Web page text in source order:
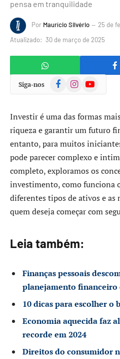
pensa em tranquilidade
Por Maurício Silvério
25 de
Atualizado: 30 de março de 2025
Siga-nos FacebookInstagramYouTube
Investir é uma das formas
riqueza e garantir um futuro
entanto, para muitos
pode parecer complexo e
completo, exploramos os
investimento, como funciona
diferentes tipos de ativos e as
quem deseja começar com
Leia também:
Finanças pessoais
planejamento financeiro
10 dicas para escolher o
Economia aquecida faz
recorde em 2024
Direitos do consumidor